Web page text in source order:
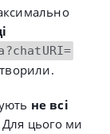
не всі
цього ми